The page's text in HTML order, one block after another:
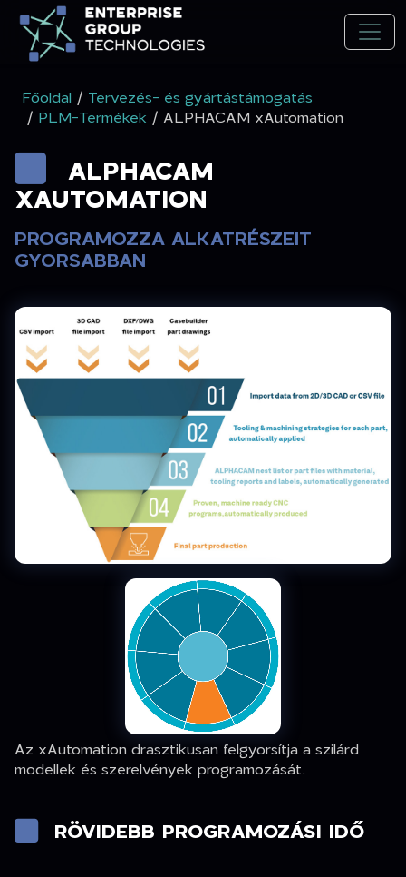
Főoldal / Tervezés- és gyártástámogatás
/ PLM-Termékek / ALPHACAM xAutomation
ALPHACAM
XAUTOMATION
PROGRAMOZZA ALKATRÉSZEIT
GYORSABBAN
Az xAutomation drasztikusan felgyorsítja a szilárd
modellek és szerelvények programozását.
RÖVIDEBB PROGRAMOZÁSI IDŐ